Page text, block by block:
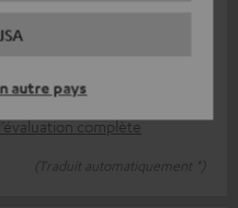
autre pays
moi, elle est tout
complète
(Traduit automatiquement *)